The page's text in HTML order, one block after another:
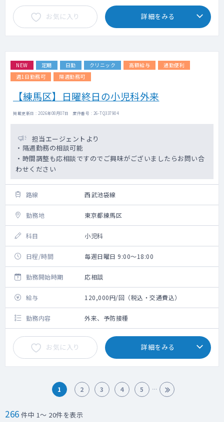
お気に入り 詳細をみる
NEW 定期 日勤 クリニック 高額給与
通勤便利
週1日勤務可
隔週勤務可
【練馬区】日曜終日の小児科外来
掲載更新日 : 2026年08月07日 案件番号 : 26-TQ337904
担当エージェントより
・隔週勤務の相談可能
・時間調整も応相談ですのでご興味がございましたらお問い合
わせください
路線 西武池袋線
勤務地 東京都練馬区
科目 小児科
日程/時間 毎週日曜日 9:00～18:00
勤務開始時期 応相談
給与 120,000円/回（税込・交通費込）
勤務内容 外来、予防接種
お気に入り 詳細をみる
1 2 3 4 5
266 件中 1～ 20件を表示